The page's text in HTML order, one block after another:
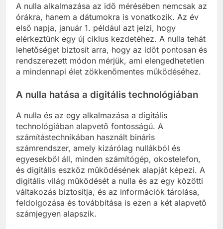
A nulla alkalmazása az idő mérésében nemcsak az
órákra, hanem a dátumokra is vonatkozik. Az év
első napja, január 1. például azt jelzi, hogy
elérkeztünk egy új ciklus kezdetéhez. A nulla tehát
lehetőséget biztosít arra, hogy az időt pontosan és
rendszerezett módon mérjük, ami elengedhetetlen
a mindennapi élet zökkenőmentes működéséhez.
A nulla hatása a digitális technológiában
A nulla és az egy alkalmazása a digitális
technológiában alapvető fontosságú. A
számítástechnikában használt bináris
számrendszer, amely kizárólag nullákból és
egyesekből áll, minden számítógép, okostelefon,
és digitális eszköz működésének alapját képezi. A
digitális világ működését a nulla és az egy közötti
váltakozás biztosítja, és az információk tárolása,
feldolgozása és továbbítása is ezen a két alapvető
számjegyen alapszik.